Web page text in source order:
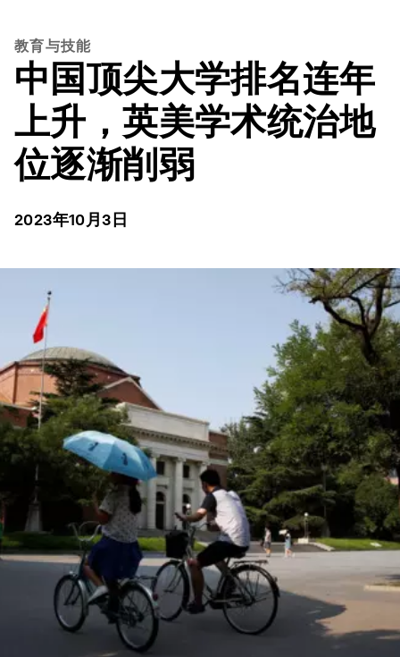
教育与技能
中国顶尖大学排名连年
上升，英美学术统治地
位逐渐削弱
2023年10月3日